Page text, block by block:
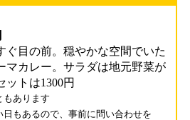
ぐ目の前。穏やかな空間でいた
マカレー。サラダは地元野菜が
ットは1300円
あります
もあるので、事前に問い合わせを